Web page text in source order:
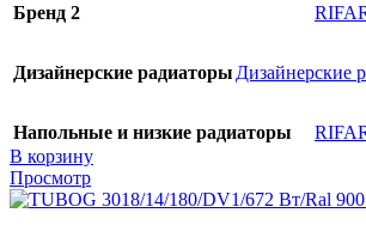
Бренд 2
Дизайнерские радиаторы Дизайнерские
Напольные и низкие радиаторы
В корзину
Просмотр